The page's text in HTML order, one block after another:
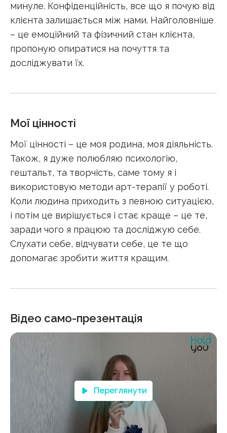
минуле. Конфіденційність, все що я почую від
клієнта залишається між нами. Найголовніше
– це емоційний та фізичний стан клієнта,
пропоную опиратися на почуття та
досліджувати їх.
Мої цінності
Мої цінності – це моя родина, моя діяльність.
Також, я дуже полюбляю психологію,
гештальт, та творчість, саме тому я і
використовую методи арт-терапії у роботі.
Коли людина приходить з певною ситуацією,
і потім це вирішується і стає краще – це те,
заради чого я працюю та досліджую себе.
Слухати себе, відчувати себе, це те що
допомагає зробити життя кращим.
Відео само-презентація
Переглянути